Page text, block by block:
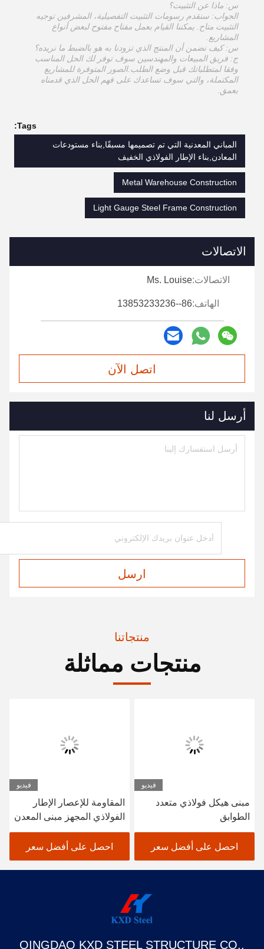
س: ماذا عن التثبيت؟
الجواب: سنقدم رسومات التثبيت التفصيلية، المشرفين توجيه
التثبيت متاح. يمكننا القيام بعمل مفتاح مفتوح لبعض أنواع
المشاريع.
س: كيف نضمن أن المنتج الذي تزودنا به هو بالضبط ما نريده؟
ج: فريق المبيعات والمهندسين سوف توفر لك الحل المناسب
وفقا لمتطلباتك قبل وضع الطلب.الصور المتوفرة للمشاريع
المكتملة، والتي سوف تساعدك على فهم الحل الذي قدمناه
بعمق.
Tags:
المباني المعدنية التي تم تصميمها مسبقًا,بناء مستودعات
المعادن,بناء الإطار الفولاذي الخفيف
Metal Warehouse Construction
Light Gauge Steel Frame Construction
الاتصالات
الاتصالات:Ms. Louise
الهاتف:86--13853233236
اتصل الآن
أرسل لنا
ارسل
منتجاتنا
منتجات مماثلة
فيديو
مبنى هيكل فولاذي متعدد
الطوابق
احصل على أفضل سعر
فيديو
المقاومة للإعصار الإطار
الفولاذي المجهز مبنى المعدن
مستودع حظيرة مكتب
احصل على أفضل سعر
QINGDAO KXD STEEL STRUCTURE CO.,